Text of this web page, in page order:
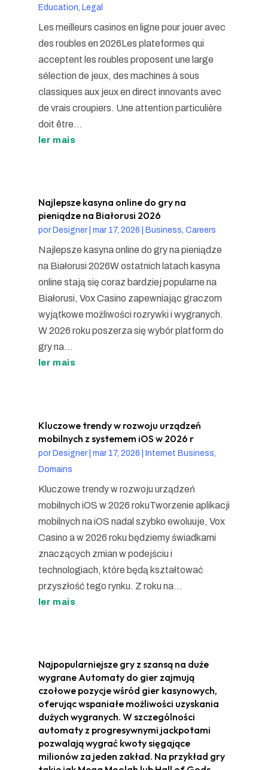
Education, Legal
Les meilleurs casinos en ligne pour jouer avec
des roubles en 2026Les plateformes qui
acceptent les roubles proposent une large
sélection de jeux, des machines à sous
classiques aux jeux en direct innovants avec
de vrais croupiers. Une attention particulière
doit être...
ler mais
Najlepsze kasyna online do gry na
pieniądze na Białorusi 2026
por Designer| mar 17, 2026 Business, Careers
Najlepsze kasyna online do gry na pieniądze
na Białorusi 2026W ostatnich latach kasyna
online stają się coraz bardziej popularne na
Białorusi, Vox Casino zapewniając graczom
wyjątkowe możliwości rozrywki i wygranych.
W 2026 roku poszerza się wybór platform do
gry na...
ler mais
Kluczowe trendy w rozwoju urządzeń
mobilnych z systemem iOS w 2026 r
porDesigner| mar 17, 2026
Internet Business,
Domains
Kluczowe trendy w rozwoju urządzeń
mobilnych iOS w 2026 rokuTworzenie aplikacji
mobilnych na iOS nadal szybko ewoluuje, Vox
Casino a w 2026 roku będziemy świadkami
znaczących zmian w podejściu i
technologiach, które będą kształtować
przyszłość tego rynku. Z roku na...
ler mais
Najpopularniejsze gry z szansą na duże
wygrane Automaty do gier zajmują
czołowe pozycje wśród gier kasynowych,
oferując wspaniałe możliwości uzyskania
dużych wygranych. W szczególności
automaty z progresywnymi jackpotami
pozwalają wygrać kwoty sięgające
milionów za jeden zakład. Na przykład gry